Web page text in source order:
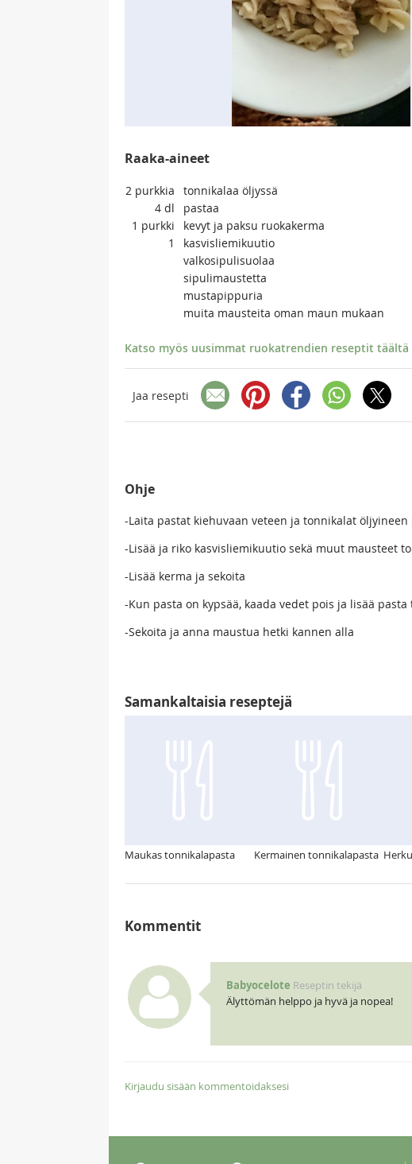
Raaka-aineet
2 purkkia
tonnikalaa öljyssä
4 dl
pastaa
1 purkki
kevyt ja paksu ruokakerma
1
kasvisliemikuutio
valkosipulisuolaa
sipulimaustetta
mustapippuria
muita mausteita oman maun mukaan
Katso myös uusimmat ruokatrendien reseptit täältä
Jaa resepti
Ohje
-Laita pastat kiehuvaan veteen ja tonnikalat
-Lisää ja riko kasvisliemikuutio sekä muut mausteet
-Lisää kerma ja sekoita
-Kun pasta on kypsää, kaada vedet pois ja lisää
-Sekoita ja anna maustua hetki kannen alla
Samankaltaisia reseptejä
Maukas tonnikalapasta Kermainen tonnikalapasta
Kommentit
Babyocelote Reseptin tekijä
Älyttömän helppo ja hyvä ja nopea!
Kirjaudu sisään kommentoidaksesi